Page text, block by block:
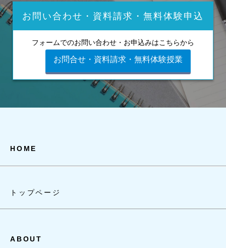
お問い合わせ・資料請求・無料体験申込
フォームでのお問い合わせ・お申込みはこちらから
お問合せ・資料請求・無料体験授業
HOME
トップページ
ABOUT